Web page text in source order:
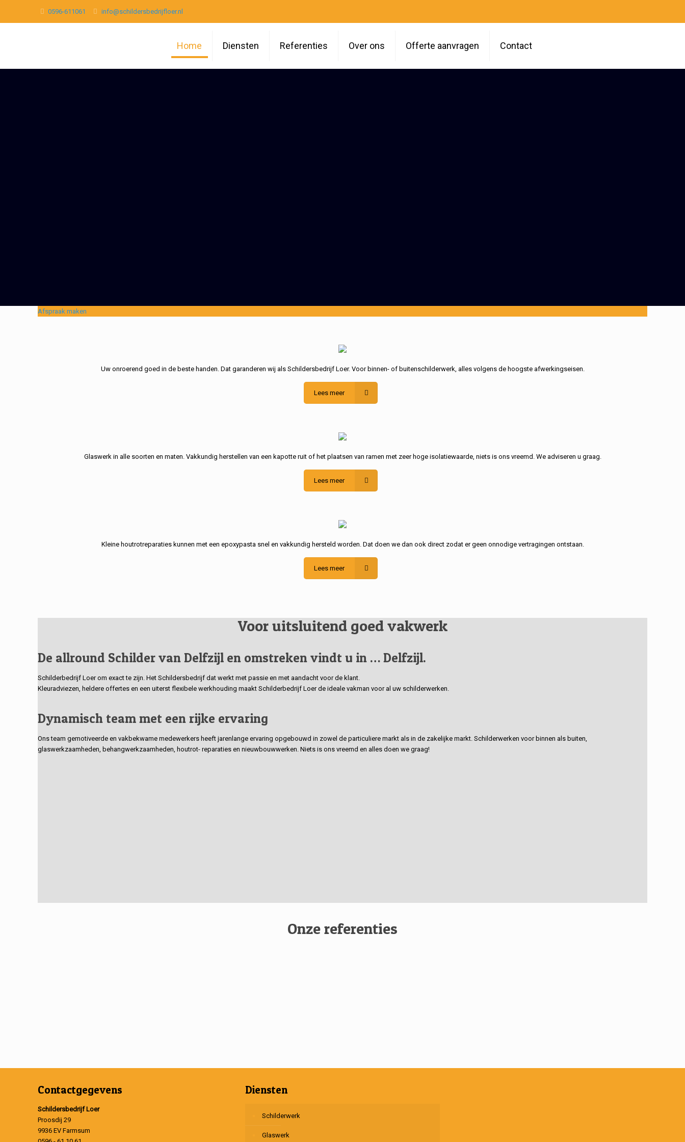
0596-611061 info@schildersbedrijfloer.nl
Home Diensten Referenties Over ons Offerte aanvragen Contact
Afspraak maken
Uw onroerend goed in de beste handen. Dat garanderen wij als Schildersbedrijf Loer. Voor binnen- of buitenschilderwerk, alles volgens de hoogste afwerkingseisen.
Lees meer
Glaswerk in alle soorten en maten. Vakkundig herstellen van een kapotte ruit of het plaatsen van ramen met zeer hoge isolatiewaarde, niets is ons vreemd. We adviseren u graag.
Lees meer
Kleine houtrotreparaties kunnen met een epoxypasta snel en vakkundig hersteld worden. Dat doen we dan ook direct zodat er geen onnodige vertragingen ontstaan.
Lees meer
Voor uitsluitend goed vakwerk
De allround Schilder van Delfzijl en omstreken vindt u in … Delfzijl.
Schilderbedrijf Loer om exact te zijn. Het Schildersbedrijf dat werkt met passie en met aandacht voor de klant.
Kleuradviezen, heldere offertes en een uiterst flexibele werkhouding maakt Schilderbedrijf Loer de ideale vakman voor al uw schilderwerken.
Dynamisch team met een rijke ervaring
Ons team gemotiveerde en vakbekwame medewerkers heeft jarenlange ervaring opgebouwd in zowel de particuliere markt als in de zakelijke markt. Schilderwerken voor binnen als buiten,
glaswerkzaamheden, behangwerkzaamheden, houtrot- reparaties en nieuwbouwwerken. Niets is ons vreemd en alles doen we graag!
Onze referenties
Contactgegevens
Schildersbedrijf Loer
Proosdij 29
9936 EV Farmsum
Diensten
Schilderwerk
Glaswerk